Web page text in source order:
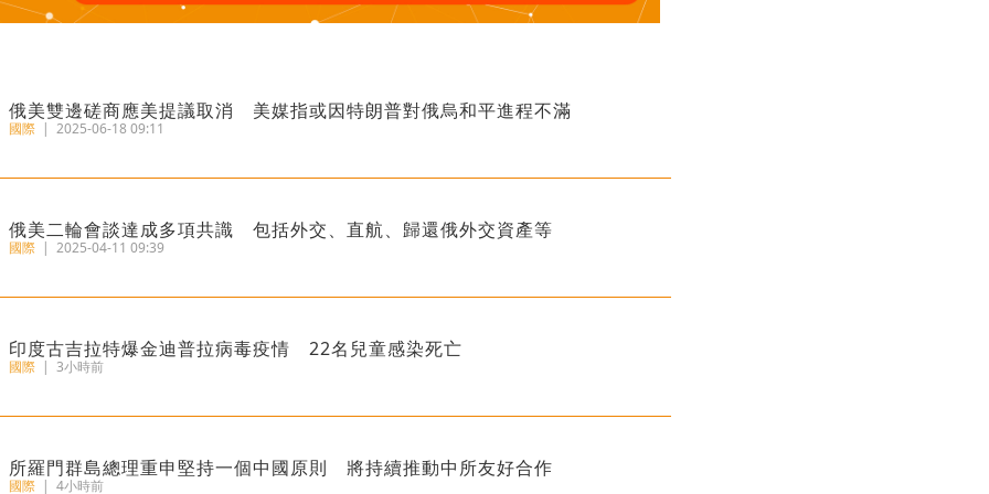
俄美雙邊磋商應美提議取消 美媒指或因特朗普對俄烏和平進程不滿
國際 | 2025-06-18 09:11
俄美二輪會談達成多項共識 包括外交、直航、歸還俄外交資產等
國際 | 2025-04-11 09:39
印度古吉拉特爆金迪普拉病毒疫情 22名兒童感染死亡
國際 | 3小時前
​所羅門群島總理重申堅持一個中國原則 將持續推動中所友好合作
國際 | 4小時前